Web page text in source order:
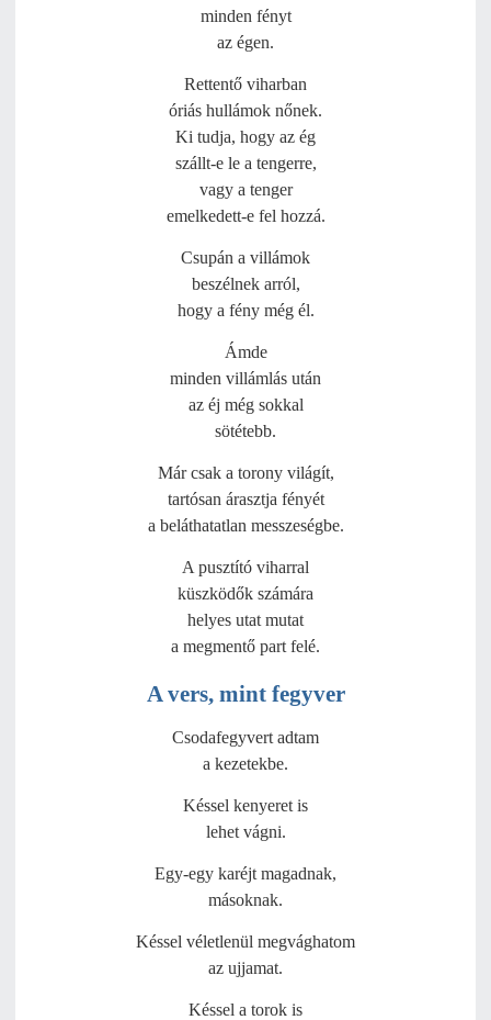
minden fényt
az égen.
Rettentő viharban
óriás hullámok nőnek.
Ki tudja, hogy az ég
szállt-e le a tengerre,
vagy a tenger
emelkedett-e fel hozzá.
Csupán a villámok
beszélnek arról,
hogy a fény még él.
Ámde
minden villámlás után
az éj még sokkal
sötétebb.
Már csak a torony világít,
tartósan árasztja fényét
a beláthatatlan messzeségbe.
A pusztító viharral
küszködők számára
helyes utat mutat
a megmentő part felé.
A vers, mint fegyver
Csodafegyvert adtam
a kezetekbe.
Késsel kenyeret is
lehet vágni.
Egy-egy karéjt magadnak,
másoknak.
Késsel véletlenül megvághatom
az ujjamat.
Késsel a torok is